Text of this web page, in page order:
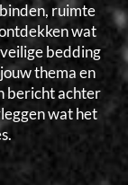
ruimte
wat
bedding
thema en
bericht achter
wat het